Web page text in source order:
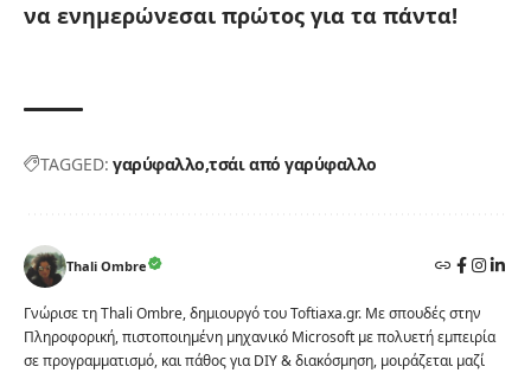
να ενημερώνεσαι πρώτος για τα πάντα!
TAGGED: γαρύφαλλο τσάι από γαρύφαλλο
Thali Ombre
Γνώρισε τη Thali Ombre, δημιουργό του Toftiaxa.gr. Με σπουδές στην
Πληροφορική, πιστοποιημένη μηχανικό Microsoft με πολυετή εμπειρία
σε προγραμματισμό, και πάθος για DIY & διακόσμηση, μοιράζεται μαζί